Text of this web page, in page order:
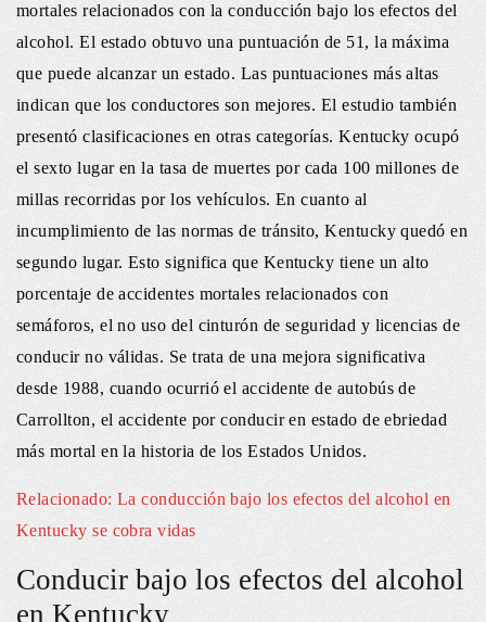
mortales relacionados con la conducción bajo los efectos del
alcohol. El estado obtuvo una puntuación de 51, la máxima
que puede alcanzar un estado. Las puntuaciones más altas
indican que los conductores son mejores. El estudio también
presentó clasificaciones en otras categorías. Kentucky ocupó
el sexto lugar en la tasa de muertes por cada 100 millones de
millas recorridas por los vehículos. En cuanto al
incumplimiento de las normas de tránsito, Kentucky quedó en
segundo lugar. Esto significa que Kentucky tiene un alto
porcentaje de accidentes mortales relacionados con
semáforos, el no uso del cinturón de seguridad y licencias de
conducir no válidas. Se trata de una mejora significativa
desde 1988, cuando ocurrió el accidente de autobús de
Carrollton, el accidente por conducir en estado de ebriedad
más mortal en la historia de los Estados Unidos.
Relacionado: La conducción bajo los efectos del alcohol en
Kentucky se cobra vidas
Conducir bajo los efectos del alcohol
en Kentucky